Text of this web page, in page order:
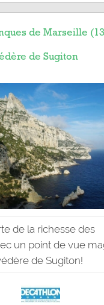
de Marseille
de Sugiton
de la richesse des
un point de vue
de Sugiton!